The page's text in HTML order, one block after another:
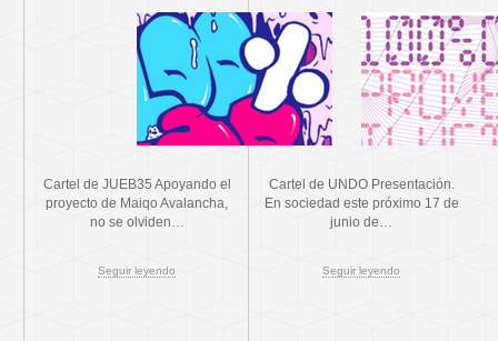
Cartel de JUEB35 Apoyando el
proyecto de Maiqo Avalancha,
no se olviden…
Seguir leyendo
Cartel de UNDO Presentación.
En sociedad este próximo 17 de
junio de…
Seguir leyendo